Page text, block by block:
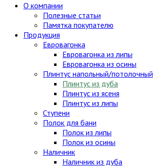
О компании
Полезные статьи
Памятка покупателю
Продукция
Евровагонка
Евровагонка из липы
Евровагонка из осины
Плинтус напольный/потолочный
Плинтус из дуба
Плинтус из ясеня
Плинтус из липы
Ступени
Полок для бани
Полок из липы
Полок из осины
Наличник
Наличник из дуба